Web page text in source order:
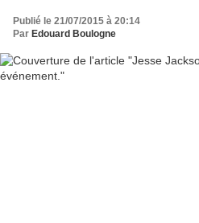
Publié le 21/07/2015 à 20:14
Par Edouard Boulogne